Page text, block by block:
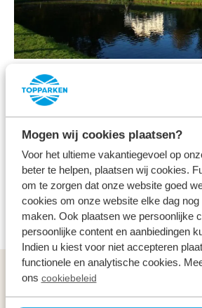
Mogen wij cookies plaatsen?
Voor het ultieme vakantiegevoel op
beter te helpen, plaatsen wij cookies.
om te zorgen dat onze website goed
cookies om onze website elke dag nog
maken. Ook plaatsen we persoonlijke
persoonlijke content en aanbiedingen
Indien u kiest voor niet accepteren
functionele en analytische cookies.
ons cookiebeleid
Binnenstad
Uitgebreid winkelen, een terrasje
avondje uit, een museum
stadwandeling door de oude
van alle markten thuis. Tijdens uw
bezoek aan deze stad dan ook
Algemeen